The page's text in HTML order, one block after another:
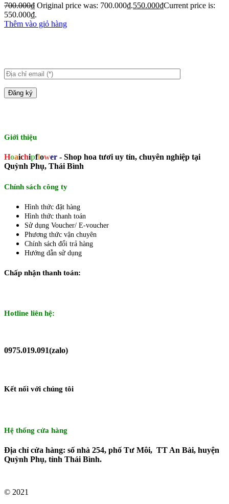
700.000₫ Original price was: 700.000₫.550.000₫Current price is:
550.000₫.
Thêm vào giỏ hàng
Giới thiệu
Hoaichipflower - Shop hoa tươi uy tín, chuyên nghiệp tại
Quỳnh Phụ, Thái Bình
Chính sách công ty
Hình thức đặt hàng
Hình thức thanh toán
Sử dụng Voucher/ E-voucher
Phương thức vận chuyên
Chính sách đổi trả hàng
Hướng dẫn sử dụng
Chấp nhận thanh toán:
Hotline liên hệ:
0975.019.091(zalo)
Kết nối với chúng tôi
Hệ thống cửa hàng
Địa chỉ cửa hàng: số nhà 254, phố Tư Môi, TT An Bài, huyện
Quỳnh Phụ, tỉnh Thái Bình.
© 2021